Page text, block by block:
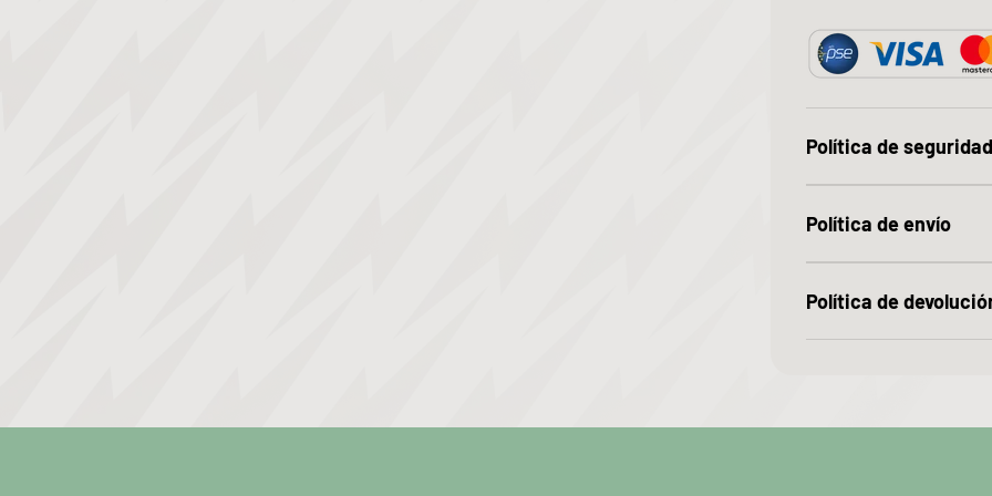
Política de seguridad
Política de envío
Política de